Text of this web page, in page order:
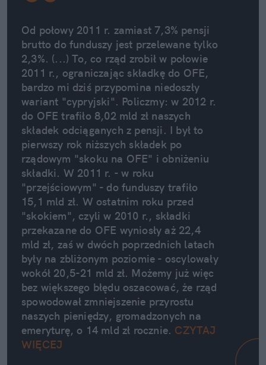
Od połowy 2011 r. zamiast 7,3% pensji
brutto do funduszy jest przelewane tylko
2,3%. (...) To, co rząd zrobił w połowie
2011 r., ograniczając składkę do OFE,
bardzo mi dziś przypomina niedoszły
wariant "cypryjski". Policzmy: w 2012 r.
do OFE trafiło 8,02 mld zł naszych
składek odciąganych z pensji. I był to
pierwszy rok niższych składek po
rządowym "skoku na OFE" i obniżeniu
składki. W 2011 r. - w roku
"przejściowym" - do funduszy trafiło
15,1 mld zł. W ostatnim roku przed
"skokiem", czyli w 2010 r., składki
przekazane do OFE wyniosły aż 22,4
mld zł, zaś w dwóch poprzednich latach
były na zbliżonym poziomie - oscylowały
wokół 20,5-21 mld zł. Możemy już więc
bez większego błędu oszacować, że rząd
spowodował zmniejszenie przyrostu
naszych pieniędzy, gromadzonych na
emeryturę, o 14 mld zł rocznie. CZYTAJ
WIĘCEJ